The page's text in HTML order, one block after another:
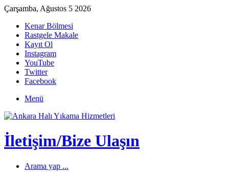
Çarşamba, Ağustos 5 2026
Kenar Bölmesi
Rastgele Makale
Kayıt Ol
Instagram
YouTube
Twitter
Facebook
Menü
İletişim/Bize Ulaşın
Arama yap ...